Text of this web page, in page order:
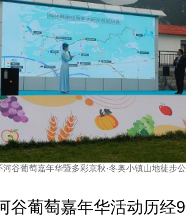
河谷葡萄嘉年华暨多彩京秋·冬奥小镇山地徒步
葡萄嘉年华活动历经